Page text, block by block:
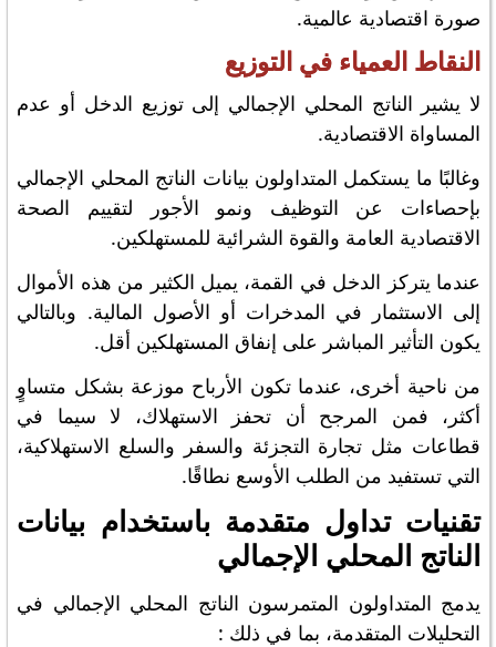
صورة اقتصادية عالمية.
النقاط العمياء في التوزيع
لا يشير الناتج المحلي الإجمالي إلى توزيع الدخل أو عدم
المساواة الاقتصادية.
وغالبًا ما يستكمل المتداولون بيانات الناتج المحلي الإجمالي
بإحصاءات عن التوظيف ونمو الأجور لتقييم الصحة
الاقتصادية العامة والقوة الشرائية للمستهلكين.
عندما يتركز الدخل في القمة، يميل الكثير من هذه الأموال
إلى الاستثمار في المدخرات أو الأصول المالية. وبالتالي
يكون التأثير المباشر على إنفاق المستهلكين أقل.
من ناحية أخرى، عندما تكون الأرباح موزعة بشكل متساوٍ
أكثر، فمن المرجح أن تحفز الاستهلاك، لا سيما في
قطاعات مثل تجارة التجزئة والسفر والسلع الاستهلاكية،
التي تستفيد من الطلب الأوسع نطاقًا.
تقنيات تداول متقدمة باستخدام بيانات
الناتج المحلي الإجمالي
يدمج المتداولون المتمرسون الناتج المحلي الإجمالي في
التحليلات المتقدمة، بما في ذلك :